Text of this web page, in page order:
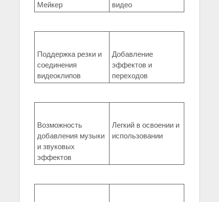
Мейкер
видео
Поддержка резки и
соединения
видеоклипов
Добавление
эффектов и
переходов
Возможность
добавления музыки
и звуковых
эффектов
Легкий в освоении и
использовании